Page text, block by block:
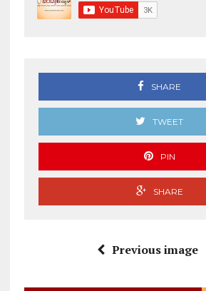
SHARE
TWEET
PIN
SHARE
Previous image